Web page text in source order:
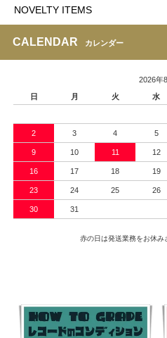
NOVELTY ITEMS
CALENDAR カレンダー
2026年
日
月 火 水
2 3 4 5
9 10 11 12
16 17 18 19
23 24 25 26
30 31
赤の日は発送業務をお休み